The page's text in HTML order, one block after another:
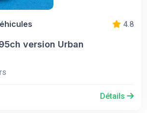
4.8
version Urban
Détails